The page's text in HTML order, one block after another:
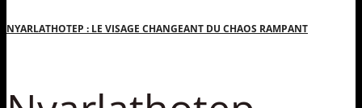
NYARLATHOTEP : LE VISAGE CHANGEANT DU CHAOS RAMPANT